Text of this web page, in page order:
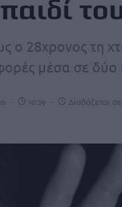
ο 28χρονος τη
μέσα σε δύο
10:29 Διαβάζεται σε